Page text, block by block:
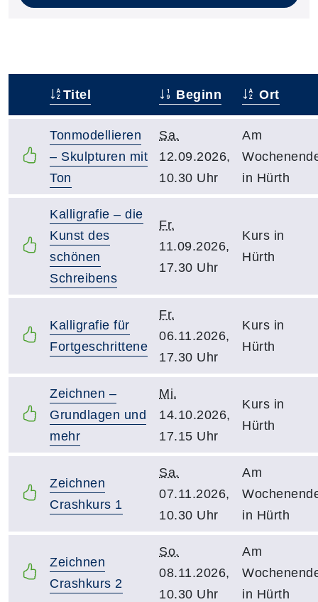
Titel Beginn Ort
Tonmodellieren
– Skulpturen mit
Ton
Sa.
12.09.2026,
10.30 Uhr
Am
in Hürth
Kalligrafie – die
Kunst des
schönen
Schreibens
Fr.
11.09.2026,
17.30 Uhr
Kurs in
Hürth
Kalligrafie für
Fortgeschrittene
Fr.
06.11.2026,
17.30 Uhr
Kurs in
Hürth
Zeichnen –
Grundlagen und
mehr
Mi.
14.10.2026,
17.15 Uhr
Kurs in
Hürth
Zeichnen
Crashkurs 1
Sa.
07.11.2026,
10.30 Uhr
Am
in Hürth
Zeichnen
Crashkurs 2
So.
08.11.2026,
10.30 Uhr
Am
in Hürth